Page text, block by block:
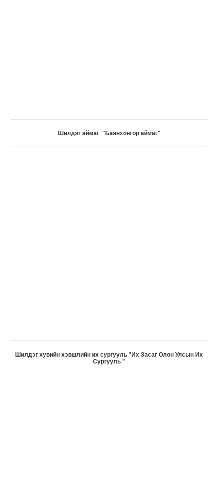
Шилдэг аймаг "Баянхонгор аймаг"
Шилдэг хувийн хэвшлийн их сургууль "Их Засаг Олон Улсын Их
Сургууль "